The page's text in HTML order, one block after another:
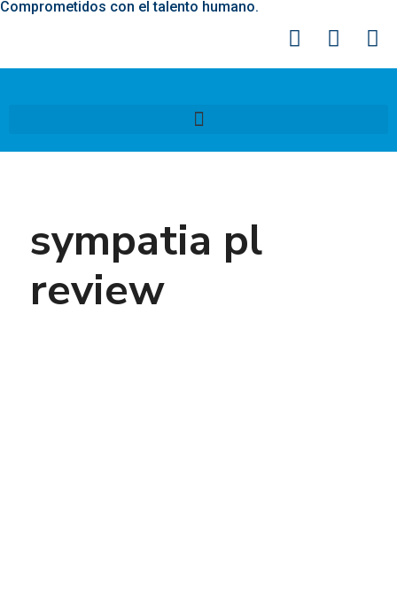
Comprometidos con el talento humano.
sympatia pl
review